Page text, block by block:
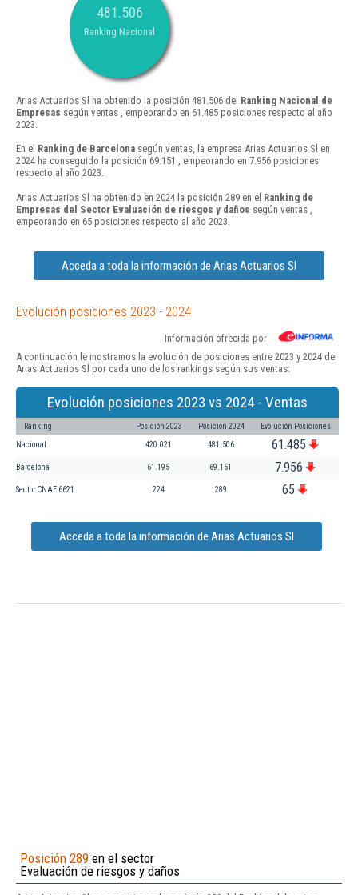
481.506
Ranking Nacional
Arias Actuarios Sl ha obtenido la posición 481.506 del Ranking Nacional de
Empresas según ventas , empeorando en 61.485 posiciones respecto al año
2023.
En el Ranking de Barcelona según ventas, la empresa Arias Actuarios Sl en
2024 ha conseguido la posición 69.151 , empeorando en 7.956 posiciones
respecto al año 2023.
Arias Actuarios Sl ha obtenido en 2024 la posición 289 en el Ranking de
Empresas del Sector Evaluación de riesgos y daños según ventas ,
empeorando en 65 posiciones respecto al año 2023.
Acceda a toda la información de Arias Actuarios Sl
Evolución posiciones 2023 - 2024
Información ofrecida por
A continuación le mostramos la evolución de posiciones entre 2023 y 2024 de
Arias Actuarios Sl por cada uno de los rankings según sus ventas:
Evolución posiciones 2023 vs 2024 - Ventas
Ranking Posición 2023 Posición 2024 Evolución Posiciones
Nacional 420.021 481.506 61.485
Barcelona 61.195 69.151 7.956
Sector CNAE 6621 224 289 65
Acceda a toda la información de Arias Actuarios Sl
Posición 289 en el sector
Evaluación de riesgos y daños